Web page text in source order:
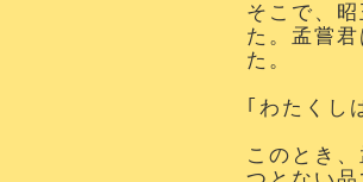
そこで、
た。孟嘗
た。
｢わたくし
このとき